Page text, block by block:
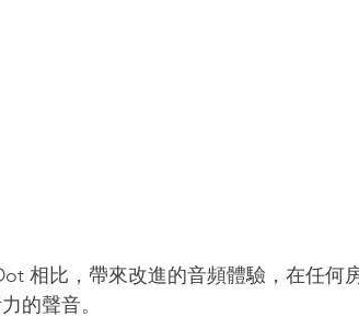
相比，帶來改進的音頻體驗，在任何
的聲音。